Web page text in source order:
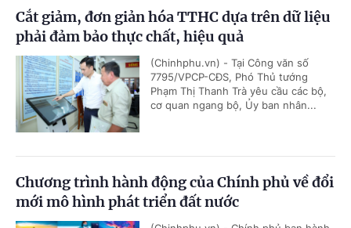
Cắt giảm, đơn giản hóa TTHC dựa trên dữ liệu
phải đảm bảo thực chất, hiệu quả
(Chinhphu.vn) - Tại Công văn số
7795/VPCP-CĐS, Phó Thủ tướng
Phạm Thị Thanh Trà yêu cầu các bộ,
cơ quan ngang bộ, Ủy ban nhân...
Chương trình hành động của Chính phủ về đổi
mới mô hình phát triển đất nước